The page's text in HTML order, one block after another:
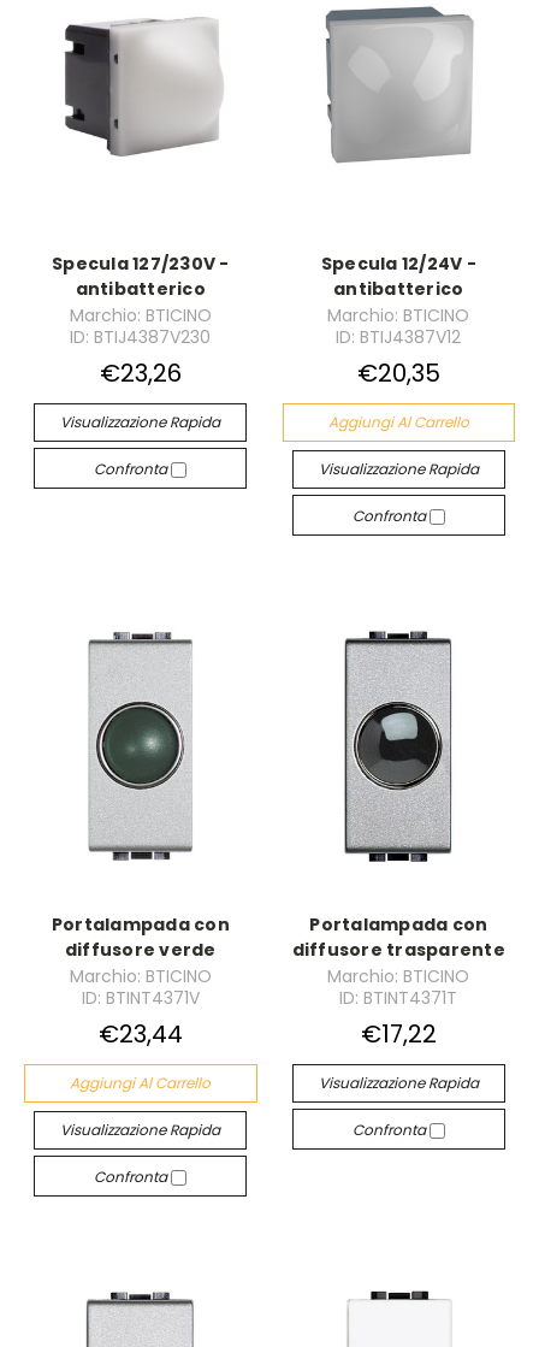
Specula 127/230V -
antibatterico
Marchio: BTICINO
ID: BTIJ4387V230
€23,26
Visualizzazione Rapida
Confronta
Specula 12/24V -
antibatterico
Marchio: BTICINO
ID: BTIJ4387V12
€20,35
Aggiungi Al Carrello
Visualizzazione Rapida
Confronta
Portalampada con
diffusore verde
Marchio: BTICINO
ID: BTINT4371V
€23,44
Aggiungi Al Carrello
Visualizzazione Rapida
Confronta
Portalampada con
diffusore trasparente
Marchio: BTICINO
ID: BTINT4371T
€17,22
Visualizzazione Rapida
Confronta